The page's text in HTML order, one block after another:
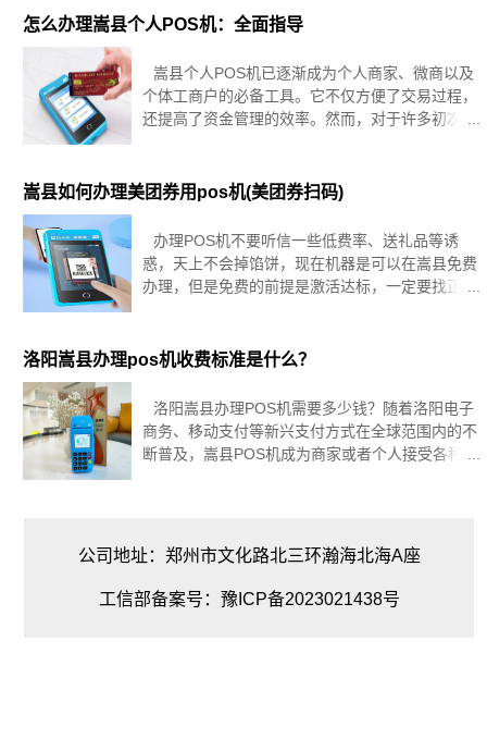
注意事项，再到独享优惠，全
怎么办理嵩县个人POS机：全面指导
嵩县个人POS机已逐渐成为个人商家、微商以及
个体工商户的必备工具。它不仅方便了交易过程，
还提高了资金管理的效率。然而，对于许多初次接
何办理个人POS机，助您轻
嵩县如何办理美团券用pos机(美团券扫码)
办理POS机不要听信一些低费率、送礼品等诱
惑，天上不会掉馅饼，现在机器是可以在嵩县免费
办理，但是免费的前提是激活达标，一定要找正规
金红包”字符按钮。进入
洛阳嵩县办理pos机收费标准是什么？
洛阳嵩县办理POS机需要多少钱？随着洛阳电子
商务、移动支付等新兴支付方式在全球范围内的不
断普及，嵩县POS机成为商家或者个人接受各种信
公司地址：郑州市文化路北三环瀚海北海A座
工信部备案号：豫ICP备2023021438号